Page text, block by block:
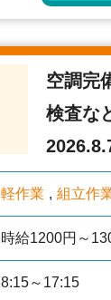
空調完
検査な
軽作業 組立作
時給1200円～
8:15～17:15